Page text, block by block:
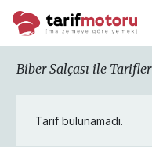
Biber Salçası ile Tarifler
Tarif bulunamadı.